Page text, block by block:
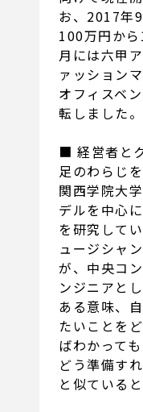
お、2017年
100万円か
月には六甲
ァッション
オフィスベ
転しました。
■ 経営者と
足のわらじ
関西学院大
デルを中心
を研究して
ュージシャ
が、中央コ
ンジニアと
ある意味、
たいことを
ばわかって
どう準備す
と似ていると